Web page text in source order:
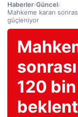
Haberler›Güncel›
Mahkeme kararı
güçleniyor
120